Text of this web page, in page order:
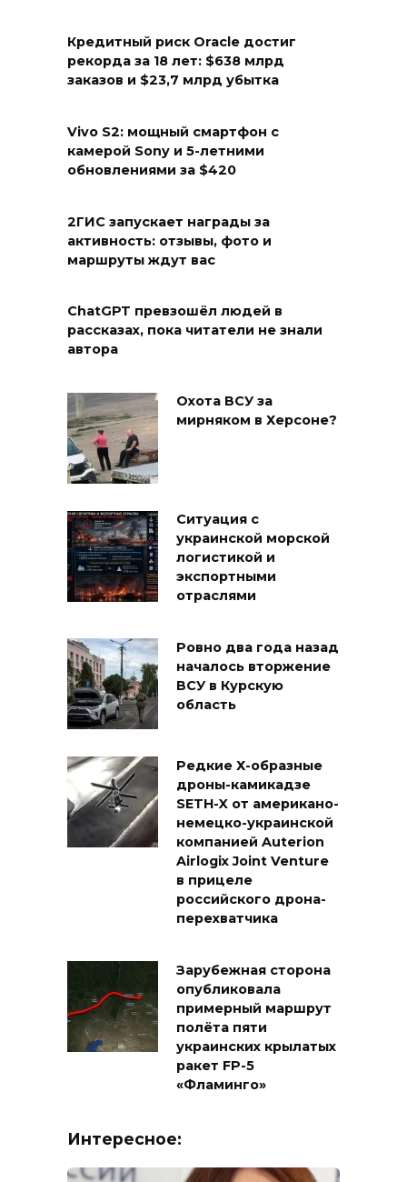
Кредитный риск Oracle достиг
рекорда за 18 лет: $638 млрд
заказов и $23,7 млрд убытка
Vivo S2: мощный смартфон с
камерой Sony и 5-летними
обновлениями за $420
2ГИС запускает награды за
активность: отзывы, фото и
маршруты ждут вас
ChatGPT превзошёл людей в
рассказах, пока читатели не знали
автора
Охота ВСУ за
мирняком в Херсоне?
Ситуация с
украинской морской
логистикой и
экспортными
отраслями
Ровно два года назад
началось вторжение
ВСУ в Курскую
область
Редкие Х-образные
дроны-камикадзе
SETH-X от американо-
немецко-украинской
компанией Auterion
Airlogix Joint Venture
в прицеле
российского дрона-
перехватчика
Зарубежная сторона
опубликовала
примерный маршрут
полёта пяти
украинских крылатых
ракет FP-5
«Фламинго»
Интересное: